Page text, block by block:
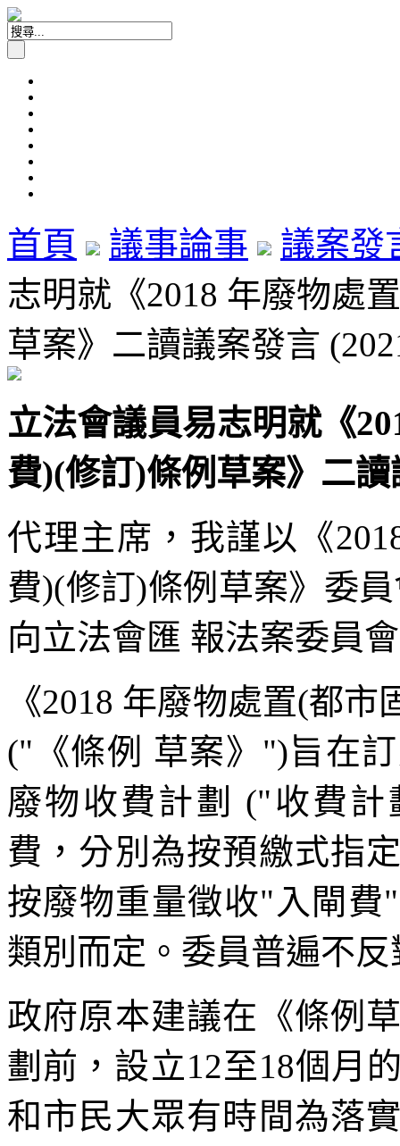
首頁 議事論事
議案發
志明就《2018 年廢物處
草案》二讀議案發言
立法會議員易志明就《
費)(修訂)條例草案》二
代理主席，我謹以《
費)(修訂)條例草案》委
向立法會匯 報法案委員
《2018 年廢物處置(都
("《條例 草案》")旨在
廢物收費計劃 ("收費
費，分別為按預繳式指
按廢物重量徵收"入閘費
類別而定。委員普遍不
政府原本建議在《條例
劃前，設立12至18個月
和市民大眾有時間為落